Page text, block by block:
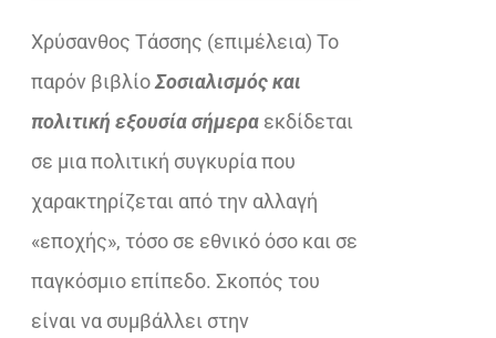
€29,68.
τιμή
είναι:
€25,00.
Χρύσανθος Τάσσης (επιμέλεια) Το
παρόν βιβλίοΣοσιαλισμός και
πολιτική εξουσία σήμερα εκδίδεται
σε μια πολιτική συγκυρία που
χαρακτηρίζεται από την αλλαγή
«εποχής», τόσο σε εθνικό όσο και σε
παγκόσμιο επίπεδο. Σκοπός του
είναι να συμβάλλει στην